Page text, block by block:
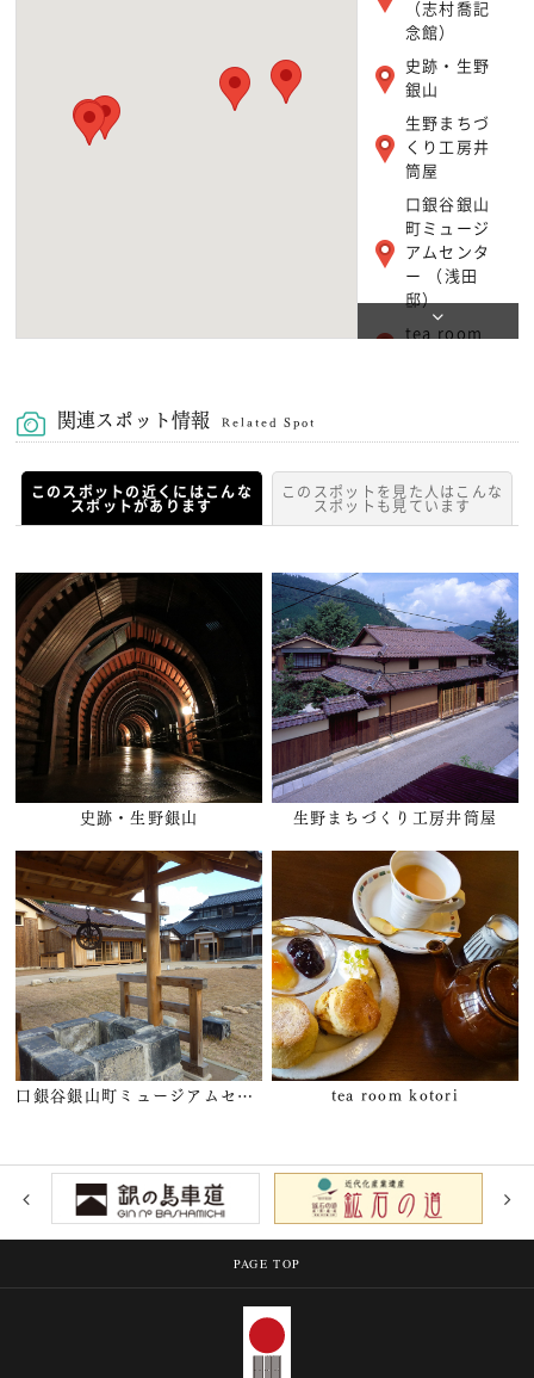
（志村喬記
念館）
史跡・生野
銀山
生野まちづ
くり工房井
筒屋
口銀谷銀山
町ミュージ
アムセンタ
ー （浅田
邸）
tea room
関連スポット情報 Related Spot
このスポットの近くにはこんな
スポットがあります
このスポットを見た人はこんな
スポットも見ています
史跡・生野銀山 生野まちづくり工房井筒屋
口銀谷銀山町ミュージアムセンター （浅田邸） tea room kotori
PAGE TOP